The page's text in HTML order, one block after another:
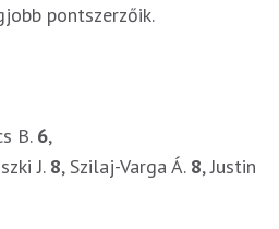
pontszerzőik.
B. 6,
J. 8, Szilaj-Varga Á. 8, Justin